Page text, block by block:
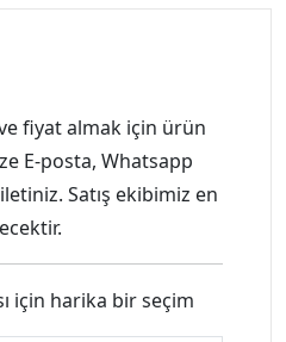
fiyat almak için ürün
E-posta, Whatsapp
Satış ekibimiz en
için harika bir seçim